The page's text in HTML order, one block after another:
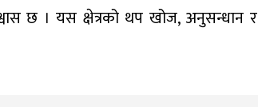
छ । यस क्षेत्रको थप खोज, अनुसन्धान र